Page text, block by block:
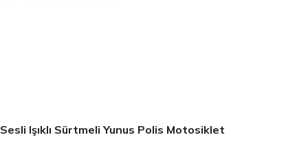
Sesli Işıklı Sürtmeli Yunus Polis Motosiklet